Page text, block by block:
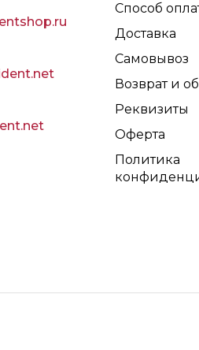
Способ
Доставка
Самовывоз
Возврат и
Реквизиты
Оферта
Политика